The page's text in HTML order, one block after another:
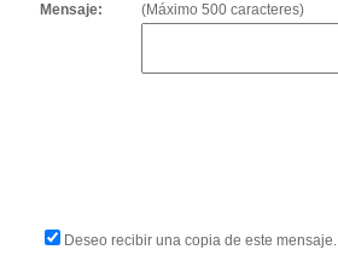
Mensaje:
(Máximo 500 caracteres)
Deseo recibir una copia de este mensaje.